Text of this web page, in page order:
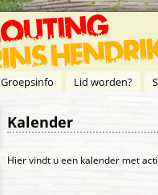
Groepsinfo Lid worden?
Kalender
Primaire tabs
Hier vindt u een kalender met